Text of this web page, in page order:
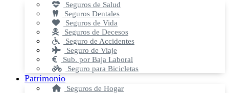
Seguros de Salud
Seguros Dentales
Seguros de Vida
Seguros de Decesos
Seguro de Accidentes
Seguro de Viaje
Sub. por Baja Laboral
Seguro para Bicicletas
Patrimonio
Seguros de Hogar